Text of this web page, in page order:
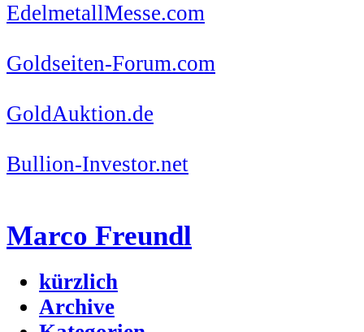
EdelmetallMesse.com
Goldseiten-Forum.com
GoldAuktion.de
Bullion-Investor.net
Marco Freundl
kürzlich
Archive